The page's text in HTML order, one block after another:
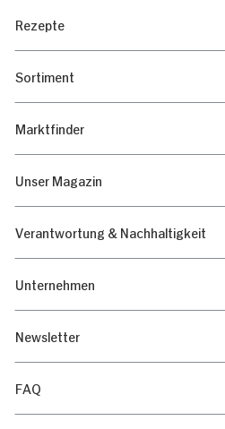
Rezepte
Sortiment
Marktfinder
Unser Magazin
Verantwortung & Nachhaltigkeit
Unternehmen
Newsletter
FAQ